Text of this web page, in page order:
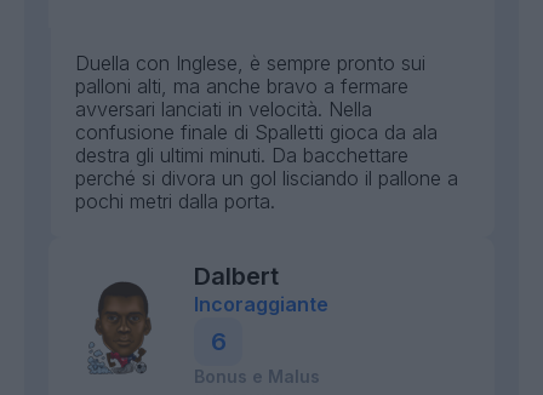
Duella con Inglese, è sempre pronto sui
palloni alti, ma anche bravo a fermare
avversari lanciati in velocità. Nella
confusione finale di Spalletti gioca da ala
destra gli ultimi minuti. Da bacchettare
perché si divora un gol lisciando il pallone a
pochi metri dalla porta.
Dalbert
Incoraggiante
6
Bonus e Malus